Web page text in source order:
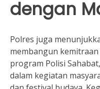
dengan
Polres juga
membangun
program Polisi
dalam kegiatan